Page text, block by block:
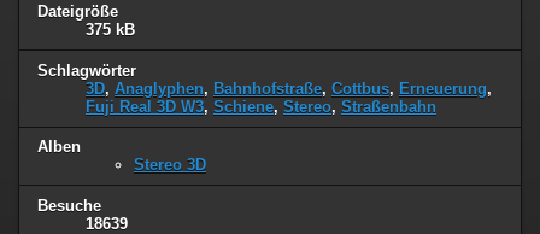
Dateigröße
375 kB
Schlagwörter
3D, Anaglyphen, Bahnhofstraße, Cottbus, Erneuerung,
Fuji Real 3D W3, Schiene, Stereo, Straßenbahn
Alben
Stereo 3D
Besuche
18639